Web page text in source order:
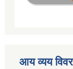
आय व्यय